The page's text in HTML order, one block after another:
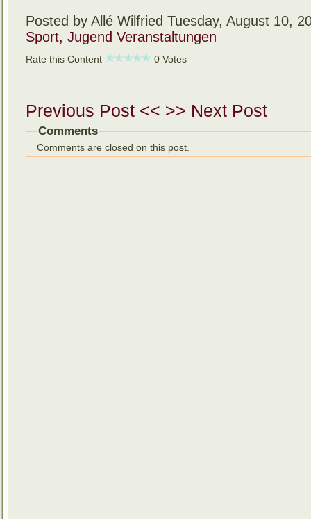
Posted by Allé Wilfried Tuesday, August 10,
Sport, Jugend Veranstaltungen
Rate this Content 0 Votes
Previous Post << >> Next Post
Comments
Comments are closed on this post.